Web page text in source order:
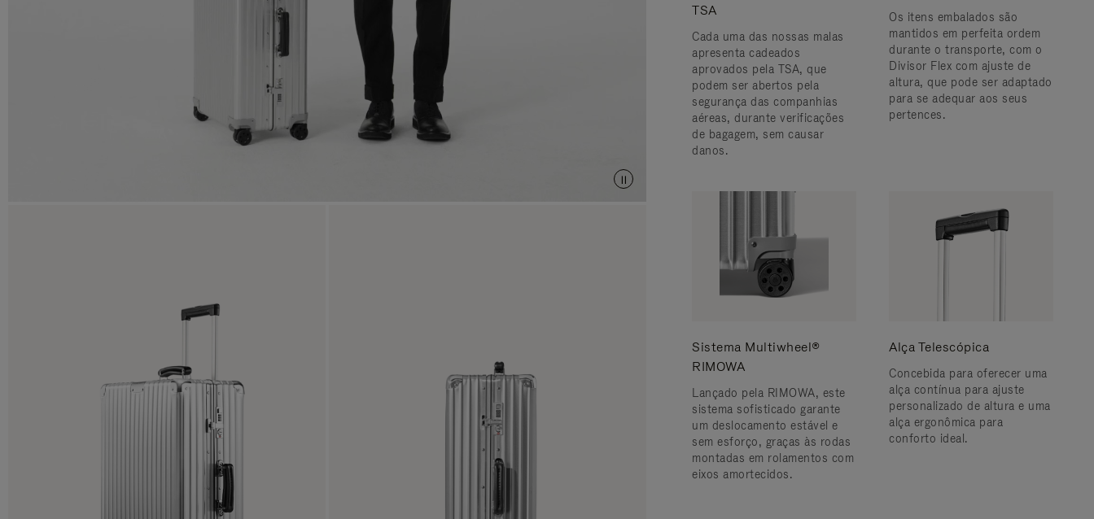
TSA
Cada uma das nossas malas
apresenta cadeados
aprovados pela TSA, que
podem ser abertos pela
segurança das companhias
aéreas, durante verificações
de bagagem, sem causar
danos.
Os itens embalados são
mantidos em perfeita ordem
durante o transporte, com o
Divisor Flex com ajuste de
altura, que pode ser adaptado
para se adequar aos seus
pertences.
Sistema Multiwheel®
RIMOWA
Lançado pela RIMOWA, este
sistema sofisticado garante
um deslocamento estável e
sem esforço, graças às rodas
montadas em rolamentos com
eixos amortecidos.
Alça Telescópica
Concebida para oferecer uma
alça contínua para ajuste
personalizado de altura e uma
alça ergonômica para
conforto ideal.